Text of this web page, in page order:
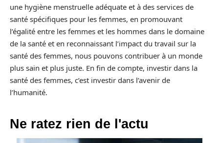
une hygiène menstruelle adéquate et à des services de
santé spécifiques pour les femmes, en promouvant
l’égalité entre les femmes et les hommes dans le domaine
de la santé et en reconnaissant l’impact du travail sur la
santé des femmes, nous pouvons contribuer à un monde
plus sain et plus juste. En fin de compte, investir dans la
santé des femmes, c’est investir dans l’avenir de
l’humanité.
Ne ratez rien de l'actu